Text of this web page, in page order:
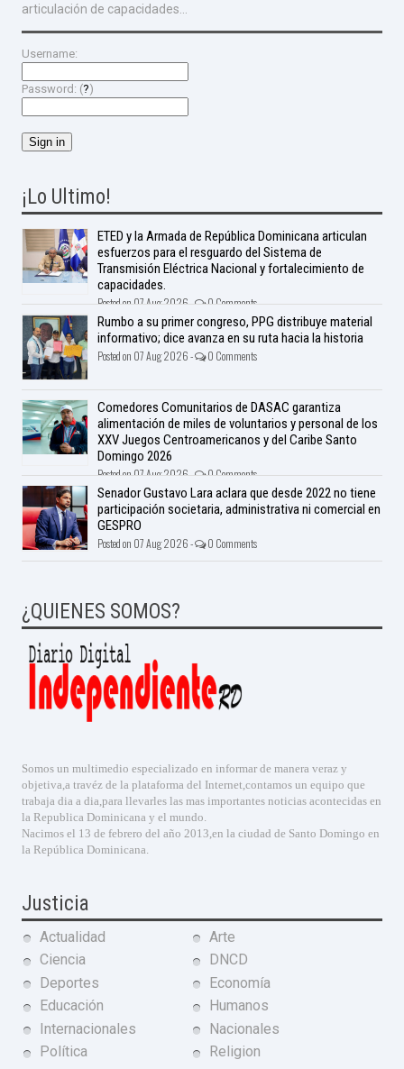
articulación de capacidades...
Username:
Password: (?)
¡Lo Ultimo!
ETED y la Armada de República Dominicana articulan
esfuerzos para el resguardo del Sistema de
Transmisión Eléctrica Nacional y fortalecimiento de
capacidades.
Posted on 07 Aug 2026 - 0 Comments
Rumbo a su primer congreso, PPG distribuye material
informativo; dice avanza en su ruta hacia la historia
Posted on 07 Aug 2026 - 0 Comments
Comedores Comunitarios de DASAC garantiza
alimentación de miles de voluntarios y personal de los
XXV Juegos Centroamericanos y del Caribe Santo
Domingo 2026
Posted on 07 Aug 2026 - 0 Comments
Senador Gustavo Lara aclara que desde 2022 no tiene
participación societaria, administrativa ni comercial en
GESPRO
Posted on 07 Aug 2026 - 0 Comments
¿QUIENES SOMOS?
Somos un multimedio especializado en informar de manera veraz y
objetiva,a travéz de la plataforma del Internet,contamos un equipo que
trabaja dia a dia,para llevarles las mas importantes noticias acontecidas en
la Republica Dominicana y el mundo.
Nacimos el 13 de febrero del año 2013,en la ciudad de Santo Domingo en
la República Dominicana.
Justicia
Actualidad
Arte
Ciencia
DNCD
Deportes
Economía
Educación
Humanos
Internacionales
Nacionales
Política
Religion